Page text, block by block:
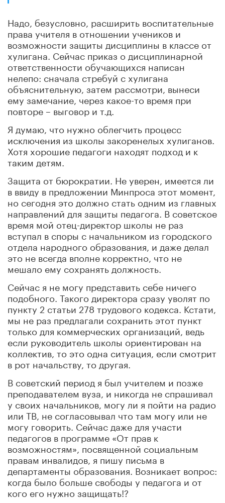
Надо, безусловно, расширить воспитательные
права учителя в отношении учеников и
возможности защиты дисциплины в классе от
хулигана. Сейчас приказ о дисциплинарной
ответственности обучающихся написан
нелепо: сначала стребуй с хулигана
объяснительную, затем рассмотри, вынеси
ему замечание, через какое-то время при
повторе – выговор и т.д.
Я думаю, что нужно облегчить процесс
исключения из школы закоренелых хулиганов.
Хотя хорошие педагоги находят подход и к
таким детям.
Защита от бюрократии. Не уверен, имеется ли
в ввиду в предложении Минпроса этот момент,
но сегодня это должно стать одним из главных
направлений для защиты педагога. В советское
время мой отец-директор школы не раз
вступал в споры с начальником из городского
отдела народного образования, и даже делал
это не всегда вполне корректно, что не
мешало ему сохранять должность.
Сейчас я не могу представить себе ничего
подобного. Такого директора сразу уволят по
пункту 2 статьи 278 трудового кодекса. Кстати,
мы не раз предлагали сохранить этот пункт
только для коммерческих организаций, ведь
если руководитель школы ориентирован на
коллектив, то это одна ситуация, если смотрит
в рот начальству, то другая.
В советский период я был учителем и позже
преподавателем вуза, и никогда не спрашивал
у своих начальников, могу ли я пойти на радио
или ТВ, не согласовывал что там могу или не
могу говорить. Сейчас даже для участи
педагогов в программе «От прав к
возможностям», посвященной социальным
правам инвалидов, я пишу письма в
департаменты образования. Возникает вопрос:
когда было больше свободы у педагога и от
кого его нужно защищать!?